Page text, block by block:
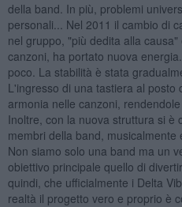
della band. In più, problemi
personali... Nel 2011 il cambio di
nel gruppo, "più dedita alla
canzoni, ha portato nuova
poco. La stabilità è stata
L'ingresso di una tastiera al posto
armonia nelle canzoni,
Inoltre, con la nuova struttura si è
membri della band, musicalmente
Non siamo solo una band ma un
obiettivo principale quello di
quindi, che ufficialmente i Delta
realtà il progetto vero e proprio è